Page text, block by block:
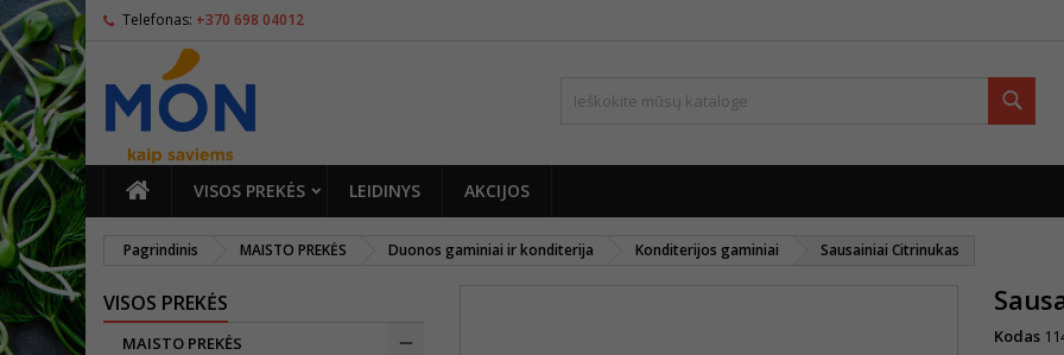
Telefonas: +370 698 04012
PAGRINDINIS
VISOS PREKĖS LEIDINYS AKCIJOS
Pagrindinis MAISTO PREKĖS Duonos gaminiai ir konditerija Konditerijos gaminiai Sausainiai Citrinukas
VISOS PREKĖS
MAISTO PREKĖS
Kodas